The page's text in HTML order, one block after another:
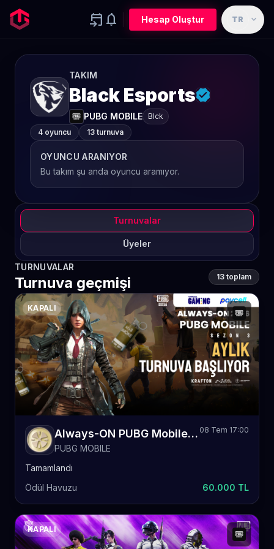
event_upcoming notifications Hesap Oluştur TR expand_more
TAKIM
Black Esports
PUBG MOBILE Blck
4 oyuncu
13 turnuva
OYUNCU ARANIYOR
Bu takım şu anda oyuncu aramıyor.
Turnuvalar
Üyeler
TURNUVALAR
Turnuva geçmişi 13 toplam
KAPALI
Always-ON PUBG Mobile 2026 Sezon 3 Aylık
PUBG MOBILE
08 Tem 17:00
Tamamlandı
Ödül Havuzu
60.000 TL
KAPALI